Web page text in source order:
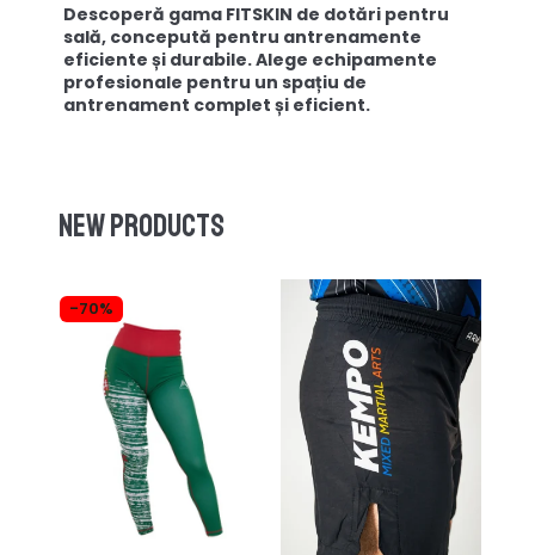
Descoperă gama FITSKIN de dotări pentru
sală, concepută pentru antrenamente
eficiente și durabile. Alege echipamente
profesionale pentru un spațiu de
antrenament complet și eficient.
New products
-70%